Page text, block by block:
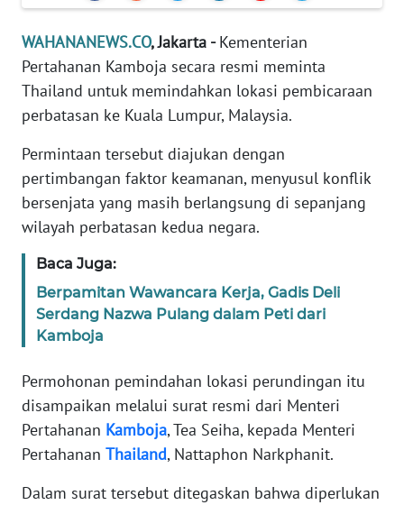
WAHANANEWS.CO, Jakarta -Kementerian
Pertahanan Kamboja secara resmi meminta
Thailand untuk memindahkan lokasi pembicaraan
perbatasan ke Kuala Lumpur, Malaysia.
Permintaan tersebut diajukan dengan
pertimbangan faktor keamanan, menyusul konflik
bersenjata yang masih berlangsung di sepanjang
wilayah perbatasan kedua negara.
Baca Juga:
Berpamitan Wawancara Kerja, Gadis Deli
Serdang Nazwa Pulang dalam Peti dari
Kamboja
Permohonan pemindahan lokasi perundingan itu
disampaikan melalui surat resmi dari Menteri
Pertahanan Kamboja, Tea Seiha, kepada Menteri
Pertahanan Thailand, Nattaphon Narkphanit.
Dalam surat tersebut ditegaskan bahwa diperlukan
OPINI
EDITORIAL
INDEKS
KAMI
INFO
IKLAN
TENTANG
MEDIA